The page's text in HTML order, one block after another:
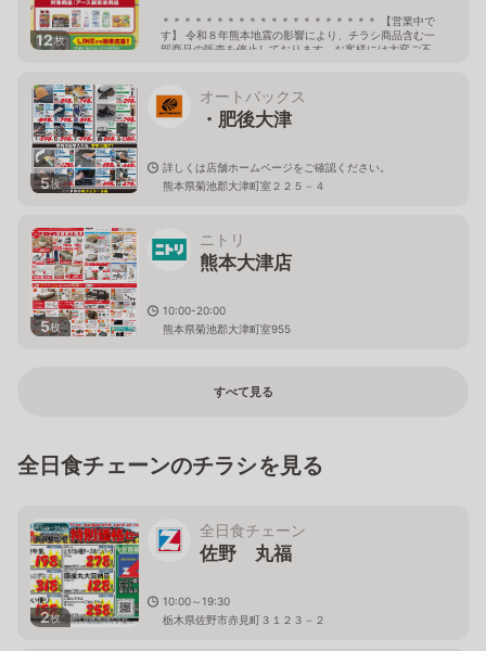
12枚
＊＊＊＊＊＊＊＊＊＊＊＊＊＊＊＊＊＊＊＊ 【営業中で
す】 令和８年熊本地震の影響により、チラシ商品含む一
部商品の販売を停止しております。お客様には大変ご不
ださいませ。 ＊＊＊＊＊＊＊＊＊＊＊＊＊＊＊＊＊＊＊
＊ 9:00〜21:00
熊本県菊池郡大津町室683番地1
5枚
オートバックス
・肥後大津
詳しくは店舗ホームページをご確認ください。
熊本県菊池郡大津町室２２５－４
5枚
ニトリ
熊本大津店
10:00-20:00
熊本県菊池郡大津町室955
すべて見る
全日食チェーンのチラシを見る
2枚
全日食チェーン
佐野 丸福
10:00～19:30
栃木県佐野市赤見町３１２３－２